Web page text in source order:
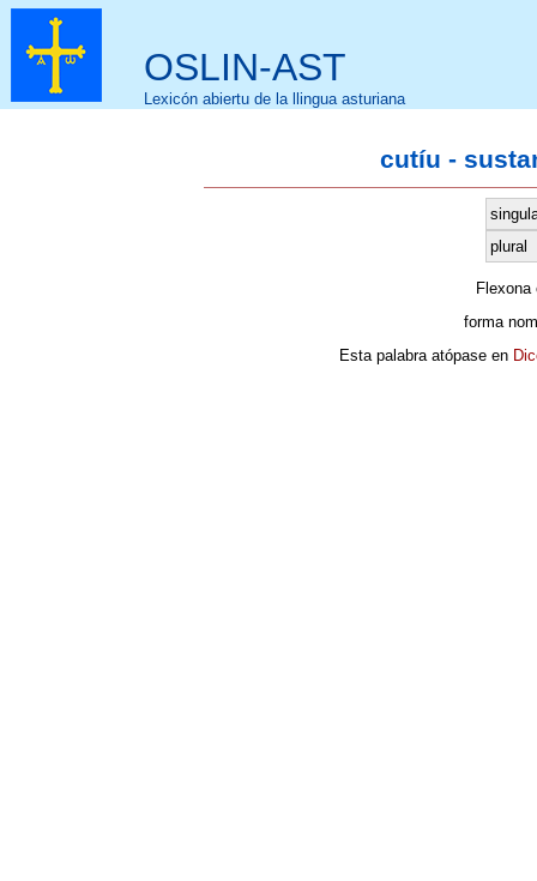
OSLIN-AST
Lexicón abiertu de la llingua asturiana
cutíu -
plural
forma
Esta palabra atópase en